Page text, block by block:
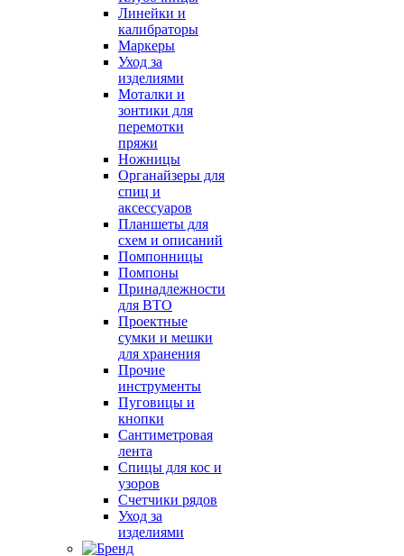
Линейки и
калибраторы
Маркеры
Уход за
изделиями
Моталки и
зонтики для
перемотки
пряжи
Ножницы
Органайзеры для
спиц и
аксессуаров
Планшеты для
схем и описаний
Помпонницы
Помпоны
Принадлежности
для ВТО
Проектные
сумки и мешки
для хранения
Прочие
инструменты
Пуговицы и
кнопки
Сантиметровая
лента
Спицы для кос и
узоров
Счетчики рядов
Уход за
изделиями